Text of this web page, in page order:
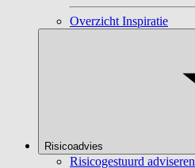
Overzicht Inspiratie
Risicoadvies
Risicogestuurd adviseren